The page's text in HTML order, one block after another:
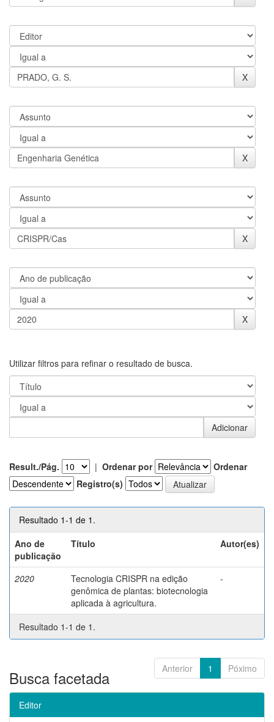
Utilizar filtros para refinar o resultado de busca.
Result./Pág. | Ordenar por
Ordenar
Registro(s)
Resultado 1-1 de 1.
Ano de
publicação
Título Autor(es)
2020
Tecnologia CRISPR na edição
genômica de plantas: biotecnologia
aplicada à agricultura.
-
Resultado 1-1 de 1.
Anterior 1 Póximo
Busca facetada
Editor